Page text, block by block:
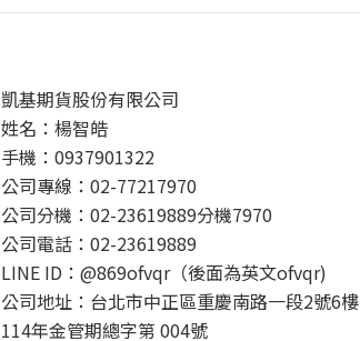
凱基期貨股份有限公司
姓名：楊智皓
手機：0937901322
公司專線：02-77217970
公司分機：02-23619889分機7970
公司電話：02-23619889
LINE ID：@869ofvqr（後面為英文ofvqr)
公司地址：台北市中正區重慶南路一段2號6樓
114年金管期總字第 004號